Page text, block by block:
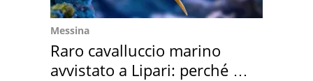
Messina
Raro cavalluccio marino
avvistato a Lipari: perché è